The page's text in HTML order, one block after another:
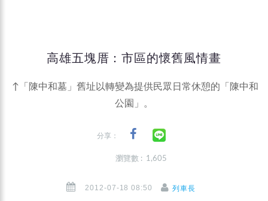
高雄五塊厝：市區的懷舊風情畫
↑「陳中和墓」舊址以轉變為提供民眾日常休憩的「陳中和
公園」。
分享：
瀏覽數 : 1,605
2012-07-18 08:50 列車長